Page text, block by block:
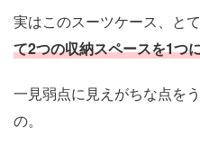
実はこのスーツケース、とて
て2つの収納スペースを1つ
一見弱点に見えがちな点を
の。